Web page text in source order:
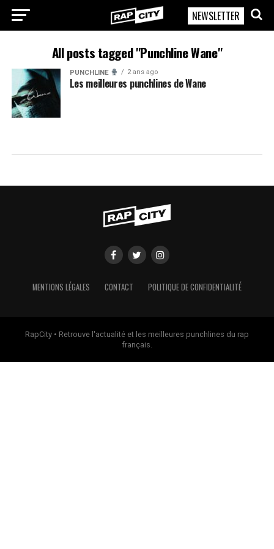
RapCity
NEWSLETTER
All posts tagged "Punchline Wane"
PUNCHLINE 2 ans ago
Les meilleures punchlines de Wane
MENTIONS LÉGALES CONTACT POLITIQUE DE CONFIDENTIALITÉ
RapCity • Retrouve l'actualité et les meilleures punchlines du rap
français.